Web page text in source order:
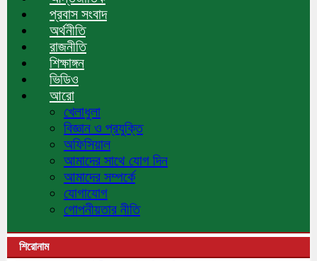
প্রবাস সংবাদ
অর্থনীতি
রাজনীতি
শিক্ষাঙ্গন
ভিডিও
আরো
খেলাধুলা
বিজ্ঞান ও প্রযুক্তি
অফিসিয়াল
আমাদের সাথে যোগ দিন
আমাদের সম্পর্কে
যোগাযোগ
গোপনীয়তার নীতি
শিরোনাম